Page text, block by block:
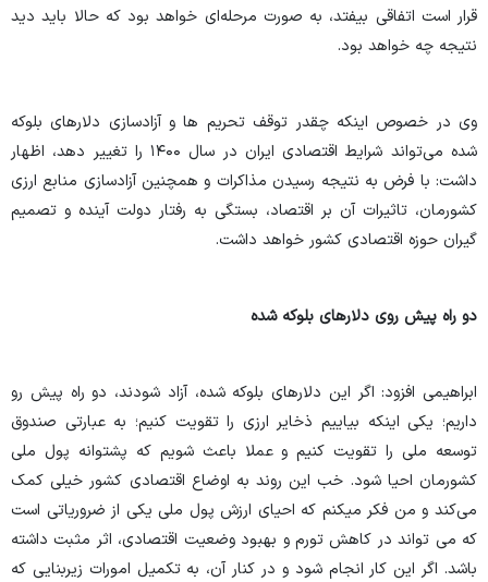
قرار است اتفاقی بیفتد، به صورت مرحله‌ای خواهد بود که حالا باید دید
نتیجه چه خواهد بود.
وی در خصوص اینکه چقدر توقف تحریم ها و آزادسازی دلارهای بلوکه
شده می‌تواند شرایط اقتصادی ایران در سال ۱۴۰۰ را تغییر دهد، اظهار
داشت: با فرض به نتیجه رسیدن مذاکرات و همچنین آزادسازی منابع ارزی
کشورمان، تاثیرات آن بر اقتصاد، بستگی به رفتار دولت آینده و تصمیم
گیران حوزه اقتصادی کشور خواهد داشت.
دو راه پیش روی دلارهای بلوکه شده
ابراهیمی افزود: اگر این دلارهای بلوکه شده، آزاد شودند، دو راه پیش رو
داریم؛ یکی اینکه بیاییم ذخایر ارزی را تقویت کنیم؛ به عبارتی صندوق
توسعه ملی را تقویت کنیم و عملا باعث شویم که پشتوانه پول ملی
کشورمان احیا شود. خب این روند به اوضاع اقتصادی کشور خیلی کمک
می‌کند و من فکر میکنم که احیای ارزش پول ملی یکی از ضروریاتی است
که می تواند در کاهش تورم و بهبود وضعیت اقتصادی، اثر مثبت داشته
باشد. اگر این کار انجام شود و در کنار آن، به تکمیل امورات زیربنایی که